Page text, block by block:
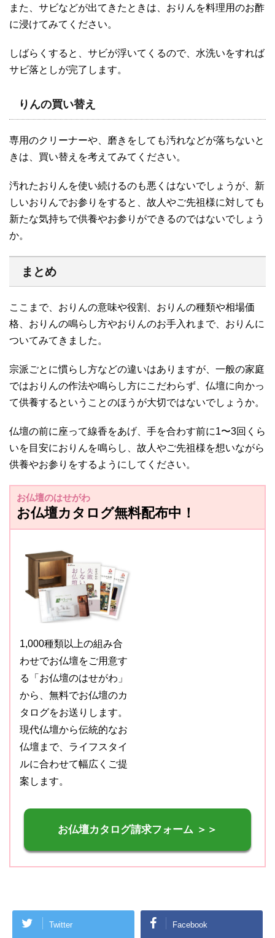
また、サビなどが出てきたときは、おりんを料理用のお酢
に浸けてみてください。
しばらくすると、サビが浮いてくるので、水洗いをすれば
サビ落としが完了します。
りんの買い替え
専用のクリーナーや、磨きをしても汚れなどが落ちないと
きは、買い替えを考えてみてください。
汚れたおりんを使い続けるのも悪くはないでしょうが、新
しいおりんでお参りをすると、故人やご先祖様に対しても
新たな気持ちで供養やお参りができるのではないでしょう
か。
まとめ
ここまで、おりんの意味や役割、おりんの種類や相場価
格、おりんの鳴らし方やおりんのお手入れまで、おりんに
ついてみてきました。
宗派ごとに慣らし方などの違いはありますが、一般の家庭
ではおりんの作法や鳴らし方にこだわらず、仏壇に向かっ
て供養するということのほうが大切ではないでしょうか。
仏壇の前に座って線香をあげ、手を合わす前に1〜3回くら
いを目安におりんを鳴らし、故人やご先祖様を想いながら
供養やお参りをするようにしてください。
お仏壇のはせがわ
お仏壇カタログ無料配布中！
1,000種類以上の組み合
わせでお仏壇をご用意す
る「お仏壇のはせがわ」
から、無料でお仏壇のカ
タログをお送りします。
現代仏壇から伝統的なお
仏壇まで、ライフスタイ
ルに合わせて幅広くご提
案します。
お仏壇カタログ請求フォーム ＞＞
Twitter Facebook